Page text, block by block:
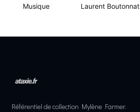
Musique Laurent Boutonnat
Référentiel de collection Mylène Farmer.